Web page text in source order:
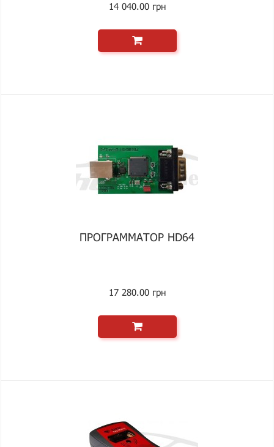
14 040.00 грн
ПРОГРАММАТОР HD64
17 280.00 грн